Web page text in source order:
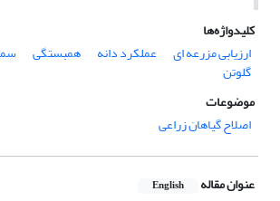
کلیدواژه‌ها
ارزیابی مزرعه ای
عملکرد دانه همبستگی
گلوتن
موضوعات
اصلاح گیاهان زراعی
عنوان مقاله English